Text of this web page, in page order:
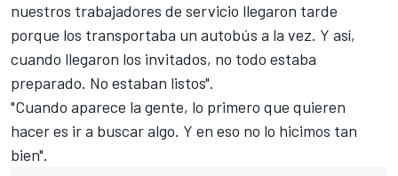
nuestros trabajadores de servicio llegaron tarde
porque los transportaba un autobús a la vez. Y así,
cuando llegaron los invitados, no todo estaba
preparado. No estaban listos".
"Cuando aparece la gente, lo primero que quieren
hacer es ir a buscar algo. Y en eso no lo hicimos tan
bien".